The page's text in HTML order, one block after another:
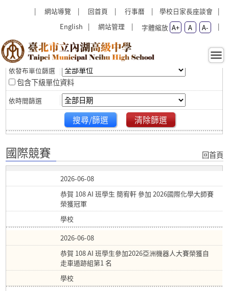
網站導覽
回首頁 行事曆
學校日家長座談會
English
網站管理 字體縮放 A+ A A-
國際競賽 - 臺北市立內湖高級
中學
包含下級單位資料
搜尋/篩選 清除篩選
國際競賽 回首頁
2026-06-08
恭賀 108 AI 班學生 簡宥軒 參加 2026國際化學大師賽
榮獲冠軍
學校
2026-06-08
恭賀 108 AI 班學生參加2026亞洲機器人大賽榮獲自
走車遁跡組第1 名
學校